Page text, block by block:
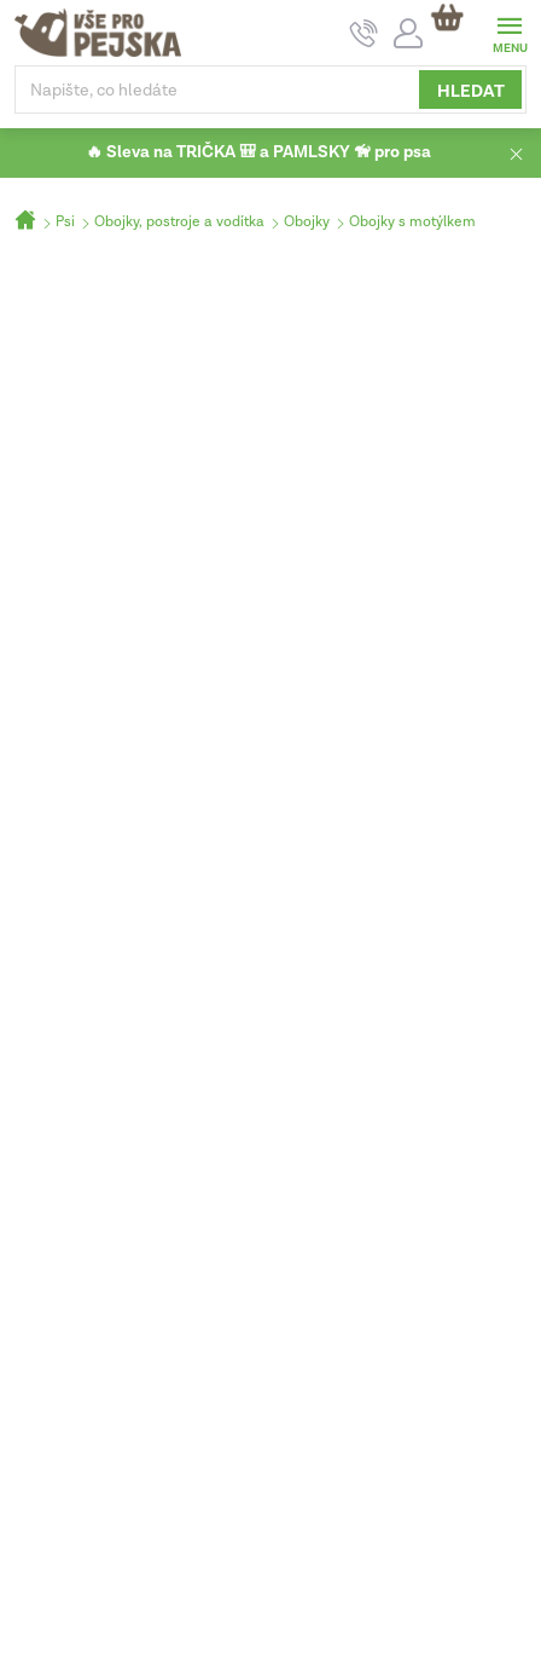
Přejít
obsah
HLEDAT
NÁKUPNÍ
KOŠÍK
🔥 Sleva na TRIČKA 🎒 a PAMLSKY 🦮 pro psa
Domů
Psi Obojky, postroje a vodítka Obojky Obojky s motýlkem